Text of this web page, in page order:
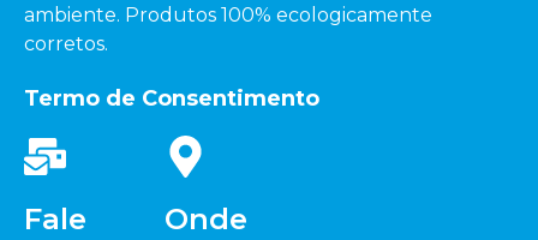
ambiente. Produtos 100% ecologicamente
corretos.
Termo de Consentimento
Fale
Onde